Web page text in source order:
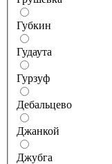
Губкин
Гудаута
Гурзуф
Дебальцево
Джанкой
Джубга